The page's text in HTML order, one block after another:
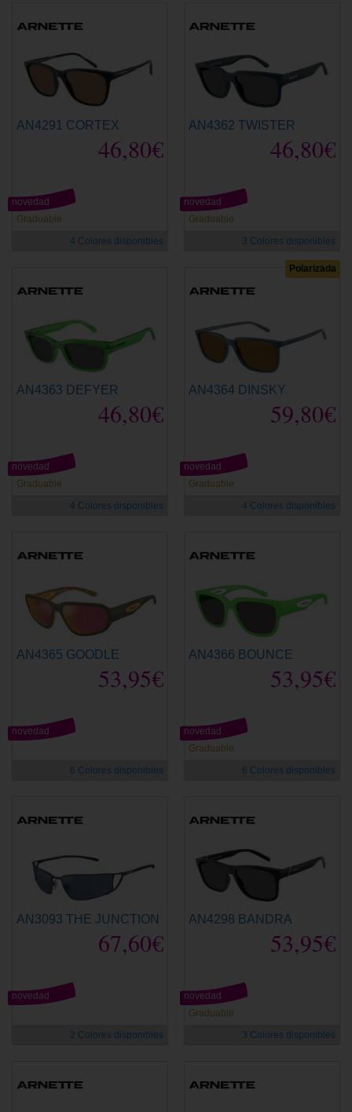
AN4291 CORTEX
46,80€
Graduable
novedad
4 Colores disponibles
AN4362 TWISTER
46,80€
Graduable
novedad
3 Colores disponibles
AN4363 DEFYER
46,80€
Graduable
novedad
4 Colores disponibles
Polarizada
AN4364 DINSKY
59,80€
Graduable
novedad
4 Colores disponibles
AN4365 GOODLE
53,95€
novedad
6 Colores disponibles
AN4366 BOUNCE
53,95€
Graduable
novedad
6 Colores disponibles
AN3093 THE JUNCTION
67,60€
novedad
2 Colores disponibles
AN4298 BANDRA
53,95€
Graduable
novedad
3 Colores disponibles